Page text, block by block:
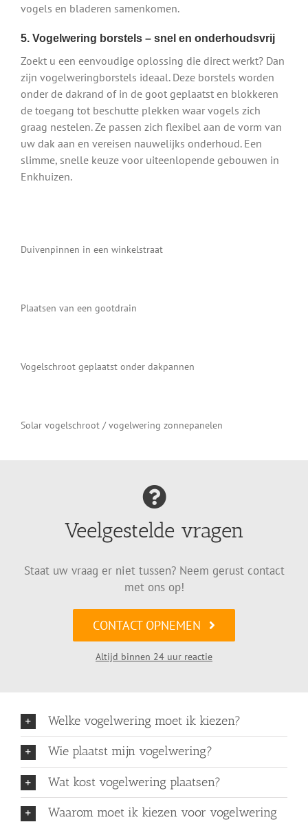
vogels en bladeren samenkomen.
5. Vogelwering borstels – snel en onderhoudsvrij
Zoekt u een eenvoudige oplossing die direct werkt? Dan
zijn vogelweringborstels ideaal. Deze borstels worden
onder de dakrand of in de goot geplaatst en blokkeren
de toegang tot beschutte plekken waar vogels zich
graag nestelen. Ze passen zich flexibel aan de vorm van
uw dak aan en vereisen nauwelijks onderhoud. Een
slimme, snelle keuze voor uiteenlopende gebouwen in
Enkhuizen.
Duivenpinnen in een winkelstraat
Plaatsen van een gootdrain
Vogelschroot geplaatst onder dakpannen
Solar vogelschroot / vogelwering zonnepanelen
Veelgestelde vragen
Staat uw vraag er niet tussen? Neem gerust contact
met ons op!
CONTACT OPNEMEN
Altijd binnen 24 uur reactie
Welke vogelwering moet ik kiezen?
Wie plaatst mijn vogelwering?
Wat kost vogelwering plaatsen?
Waarom moet ik kiezen voor vogelwering